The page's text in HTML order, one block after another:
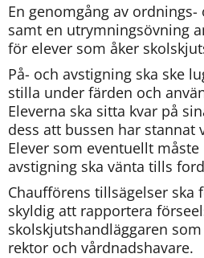
En genomgång av
samt en utrymningsövning
för elever som åker
På- och avstigning ska ske
stilla under färden och
Eleverna ska sitta kvar på
dess att bussen har stannat
Elever som eventuellt
avstigning ska vänta tills
Chaufförens tillsägelser ska
skyldig att rapportera
skolskjutshandläggaren
rektor och vårdnadshavare.